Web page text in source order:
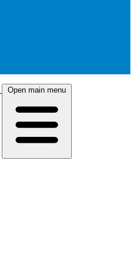
Open main menu